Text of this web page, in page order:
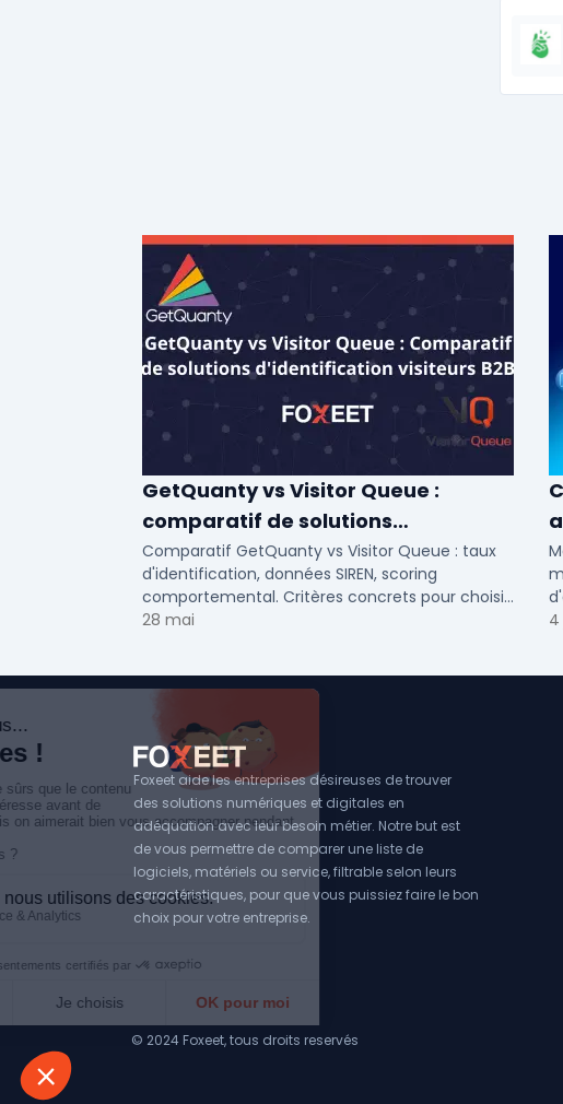
GetQuanty vs Visitor Queue :
comparatif de solutions
d'identification visiteurs B2B
Comparatif GetQuanty vs Visitor Queue : taux
d'identification, données SIREN, scoring
comportemental. Critères concrets pour choisir
votre solution de lead generation B2B en PME et
28 mai 4
Foxeet aide les entreprises désireuses de trouver
des solutions numériques et digitales en
adéquation avec leur besoin métier. Notre but est
de vous permettre de comparer une liste de
logiciels, matériels ou service, filtrable selon leurs
caractéristiques, pour que vous puissiez faire le bon
choix pour votre entreprise.
© 2024 Foxeet, tous droits reservés